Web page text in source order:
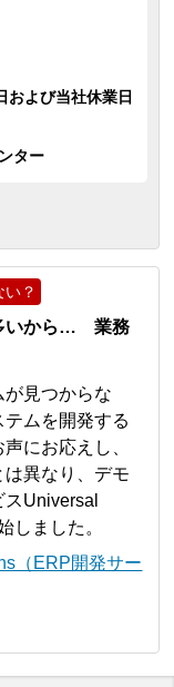
よび当社休業日
ター
？
いから… 業務
が見つからな
ムを開発する
にお応えし、
異なり、デモ
Universal
しました。
（ERP開発サー